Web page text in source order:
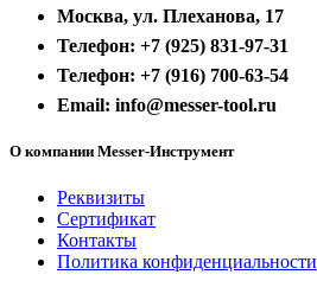
Москва, ул. Плеханова, 17
Телефон: +7 (925) 831-97-31
Телефон: +7 (916) 700-63-54
Email: info@messer-tool.ru
О компании Messer-Инструмент
Реквизиты
Сертификат
Контакты
Политика конфиденциальности